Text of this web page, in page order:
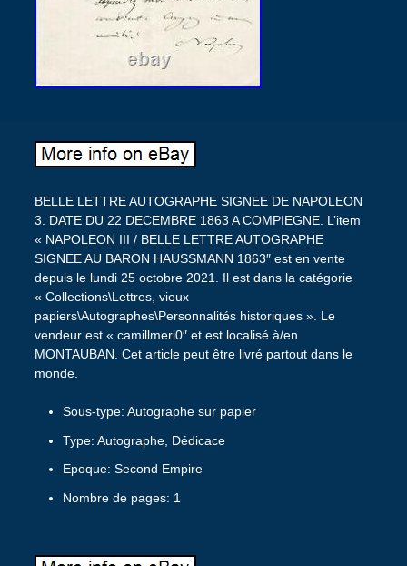
BELLE LETTRE AUTOGRAPHE SIGNEE DE NAPOLEON
3. DATE DU 22 DECEMBRE 1863 A COMPIEGNE. L’item
« NAPOLEON III / BELLE LETTRE AUTOGRAPHE
SIGNEE AU BARON HAUSSMANN 1863″ est en vente
depuis le lundi 25 octobre 2021. Il est dans la catégorie
« Collections\Lettres, vieux
papiers\Autographes\Personnalités historiques ». Le
vendeur est « camillmeri0″ et est localisé à/en
MONTAUBAN. Cet article peut être livré partout dans le
monde.
Sous-type: Autographe sur papier
Type: Autographe, Dédicace
Epoque: Second Empire
Nombre de pages: 1